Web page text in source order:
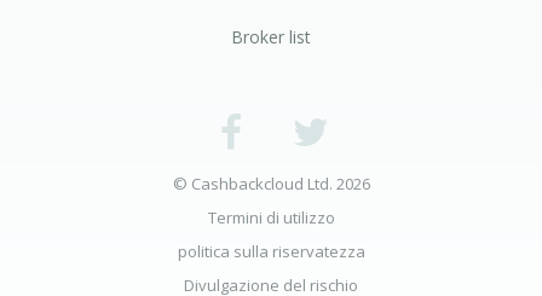
Broker list
© Cashbackcloud Ltd. 2026
Termini di utilizzo
politica sulla riservatezza
Divulgazione del rischio